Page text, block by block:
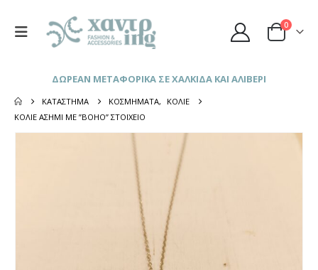
0
ΔΩΡΕΑΝ ΜΕΤΑΦΟΡΙΚΑ ΣΕ ΧΑΛΚΙΔΑ ΚΑΙ ΑΛΙΒΕΡΙ
ΚΑΤΆΣΤΗΜΑ ΚΟΣΜΉΜΑΤΑ,
ΚΟΛΙΈ
ΚΟΛΙΈ ΑΣΗΜΊ ΜΕ ”BOHO” ΣΤΟΙΧΕΊΟ